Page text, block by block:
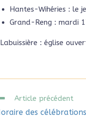
Hantes-Wihéries : le
Grand-Reng : mardi
Labuissière : église
Article précédent
des